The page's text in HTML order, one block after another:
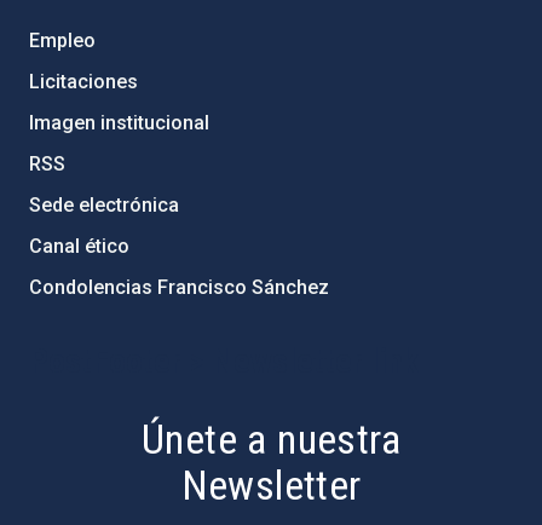
Empleo
Licitaciones
Imagen institucional
RSS
Sede electrónica
Canal ético
Condolencias Francisco Sánchez
Únete a nuestra
Newsletter